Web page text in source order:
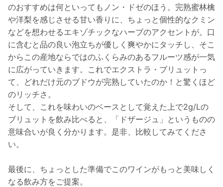
のおすすめは何といってもノン・ドゼのほう。完熟蜜林檎
や洋梨を感じさせる甘い香りに、ちょっと個性的なクミン
などを想わせるエキゾチックなハーブのアクセントが。口
に含むと品の良い泡立ちが優しく爽やかにタッチし、そこ
からこの産地ならではのふくらみのあるフルーツ感が一気
に広がっていきます。これでエクストラ・ブリュットっ
て、どれだけ元のブドウが完熟していたのか！と驚くほど
のリッチさ。
そして、これを味わいのベースとして覚えた上で2g/Lの
ブリュットを飲み比べると、「ドザージュ」というものの
意味合いが良く分かります。是非、比較してみてくださ
い。
最後に、ちょっとした準備でこのワインがもっと美味しく
なる飲み方をご提案。